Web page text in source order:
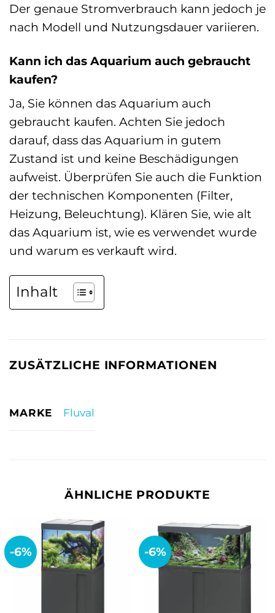
Der genaue Stromverbrauch kann jedoch je
nach Modell und Nutzungsdauer variieren.
Kann ich das Aquarium auch gebraucht
kaufen?
Ja, Sie können das Aquarium auch
gebraucht kaufen. Achten Sie jedoch
darauf, dass das Aquarium in gutem
Zustand ist und keine Beschädigungen
aufweist. Überprüfen Sie auch die Funktion
der technischen Komponenten (Filter,
Heizung, Beleuchtung). Klären Sie, wie alt
das Aquarium ist, wie es verwendet wurde
und warum es verkauft wird.
Inhalt
ZUSÄTZLICHE INFORMATIONEN
MARKE Fluval
ÄHNLICHE PRODUKTE
-6% -6%